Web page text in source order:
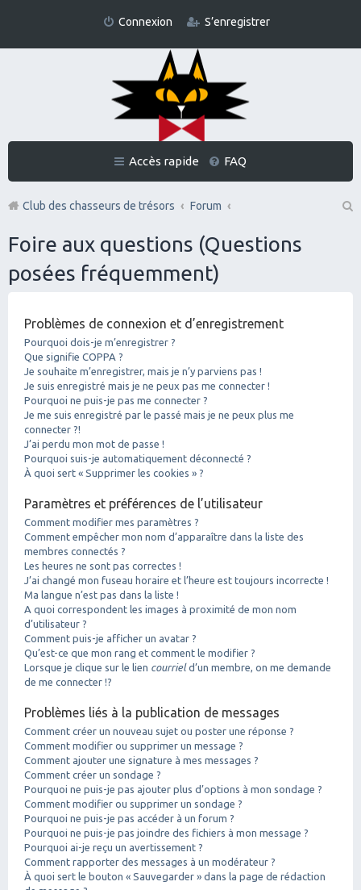
Connexion S’enregistrer
Accès rapide FAQ
Club des chasseurs de trésors
Forum
Foire aux questions (Questions
posées fréquemment)
Problèmes de connexion et d’enregistrement
Pourquoi dois-je m’enregistrer ?
Que signifie COPPA ?
Je souhaite m’enregistrer, mais je n’y parviens pas !
Je suis enregistré mais je ne peux pas me connecter !
Pourquoi ne puis-je pas me connecter ?
Je me suis enregistré par le passé mais je ne peux plus me
connecter ?!
J’ai perdu mon mot de passe !
Pourquoi suis-je automatiquement déconnecté ?
À quoi sert « Supprimer les cookies » ?
Paramètres et préférences de l’utilisateur
Comment modifier mes paramètres ?
Comment empêcher mon nom d’apparaître dans la liste des
membres connectés ?
Les heures ne sont pas correctes !
J’ai changé mon fuseau horaire et l’heure est toujours incorrecte !
Ma langue n’est pas dans la liste !
A quoi correspondent les images à proximité de mon nom
d’utilisateur ?
Comment puis-je afficher un avatar ?
Qu’est-ce que mon rang et comment le modifier ?
Lorsque je clique sur le lien courrield’un membre, on me demande
de me connecter !?
Problèmes liés à la publication de messages
Comment créer un nouveau sujet ou poster une réponse ?
Comment modifier ou supprimer un message ?
Comment ajouter une signature à mes messages ?
Comment créer un sondage ?
Pourquoi ne puis-je pas ajouter plus d’options à mon sondage ?
Comment modifier ou supprimer un sondage ?
Pourquoi ne puis-je pas accéder à un forum ?
Pourquoi ne puis-je pas joindre des fichiers à mon message ?
Pourquoi ai-je reçu un avertissement ?
Comment rapporter des messages à un modérateur ?
À quoi sert le bouton « Sauvegarder » dans la page de rédaction